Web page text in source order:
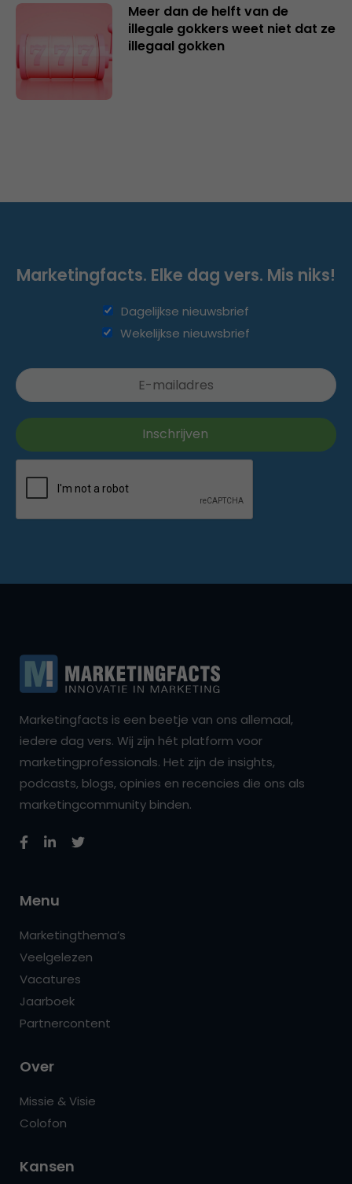
Meer dan de helft van de
illegale gokkers weet niet dat ze
illegaal gokken
Marketingfacts. Elke dag vers. Mis niks!
Dagelijkse nieuwsbrief
Wekelijkse nieuwsbrief
Marketingfacts is een beetje van ons allemaal,
iedere dag vers. Wij zijn hét platform voor
marketingprofessionals. Het zijn de insights,
podcasts, blogs, opinies en recencies die ons als
marketingcommunity binden.
Menu
Marketingthema’s
Veelgelezen
Vacatures
Jaarboek
Partnercontent
Over
Missie & Visie
Colofon
Kansen